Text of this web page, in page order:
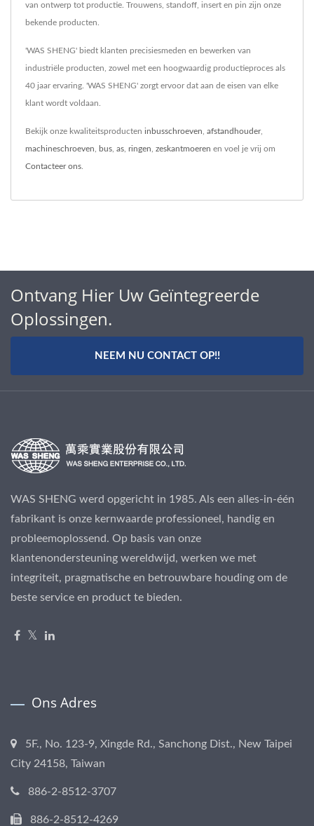
van ontwerp tot productie. Trouwens, standoff, insert en pin zijn onze
bekende producten.
'WAS SHENG' biedt klanten precisiesmeden en bewerken van
industriële producten, zowel met een hoogwaardig productieproces als
40 jaar ervaring. 'WAS SHENG' zorgt ervoor dat aan de eisen van elke
klant wordt voldaan.
Bekijk onze kwaliteitsproducten inbusschroeven afstandhouder,
machineschroeven bus as ringen zeskantmoeren en voel je vrij om
Contacteer ons
Ontvang Hier Uw Geïntegreerde
Oplossingen.
NEEM NU CONTACT OP!!
WAS SHENG werd opgericht in 1985. Als een alles-in-één
fabrikant is onze kernwaarde professioneel, handig en
probleemoplossend. Op basis van onze
klantenondersteuning wereldwijd, werken we met
integriteit, pragmatische en betrouwbare houding om de
beste service en product te bieden.
Ons Adres
5F., No. 123-9, Xingde Rd., Sanchong Dist., New Taipei
City 24158, Taiwan
886-2-8512-3707
886-2-8512-4269